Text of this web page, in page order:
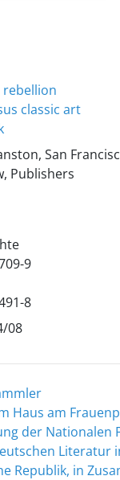
classic art
San
Publishers
9
8
08
Haus am
der Nationalen
Literatur
Republik, in